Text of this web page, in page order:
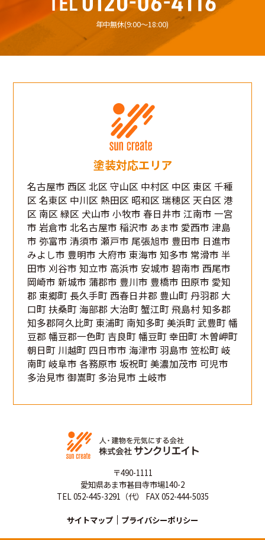
年中無休(9:00〜18:00)
塗装対応エリア
名古屋市 西区 北区 守山区 中村区 中区 東区 千種
区 名東区 中川区 熱田区 昭和区 瑞穂区 天白区 港
区 南区 緑区 犬山市 小牧市 春日井市 江南市 一宮
市 岩倉市 北名古屋市 稲沢市 あま市 愛西市 津島
市 弥富市 清須市 瀬戸市 尾張旭市 豊田市 日進市
みよし市 豊明市 大府市 東海市 知多市 常滑市 半
田市 刈谷市 知立市 高浜市 安城市 碧南市 西尾市
岡崎市 新城市 蒲郡市 豊川市 豊橋市 田原市 愛知
郡 東郷町 長久手町 西春日井郡 豊山町 丹羽郡 大
口町 扶桑町 海部郡 大治町 蟹江町 飛島村 知多郡
知多郡阿久比町 東浦町 南知多町 美浜町 武豊町 幡
豆郡 幡豆郡一色町 吉良町 幡豆町 幸田町 木曽岬町
朝日町 川越町 四日市市 海津市 羽島市 笠松町 岐
南町 岐阜市 各務原市 坂祝町 美濃加茂市 可児市
多治見市 御嵩町 多治見市 土岐市
〒490-1111
愛知県あま市甚目寺市場140-2
TEL 052-445-3291（代） FAX 052-444-5035
サイトマップ プライバシーポリシー